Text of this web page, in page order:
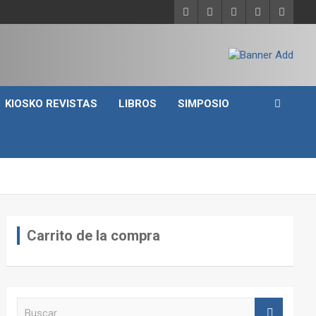
KIOSKO REVISTAS LIBROS SIMPOSIO
Carrito de la compra